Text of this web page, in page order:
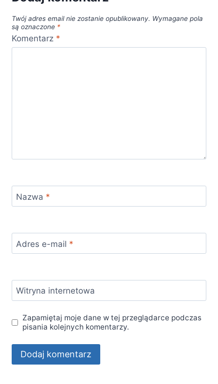
Twój adres email nie zostanie opublikowany. Wymagane pola
są oznaczone *
Komentarz *
Nazwa *
Adres e-mail *
Witryna internetowa
Zapamiętaj moje dane w tej przeglądarce podczas
pisania kolejnych komentarzy.